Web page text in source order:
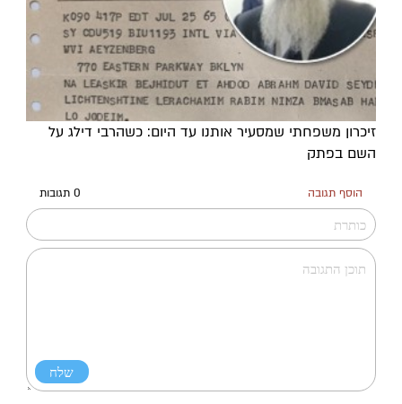
זיכרון משפחתי שמסעיר אותנו עד היום: כשהרבי דילג על
השם בפתק
הוסף תגובה 0 תגובות